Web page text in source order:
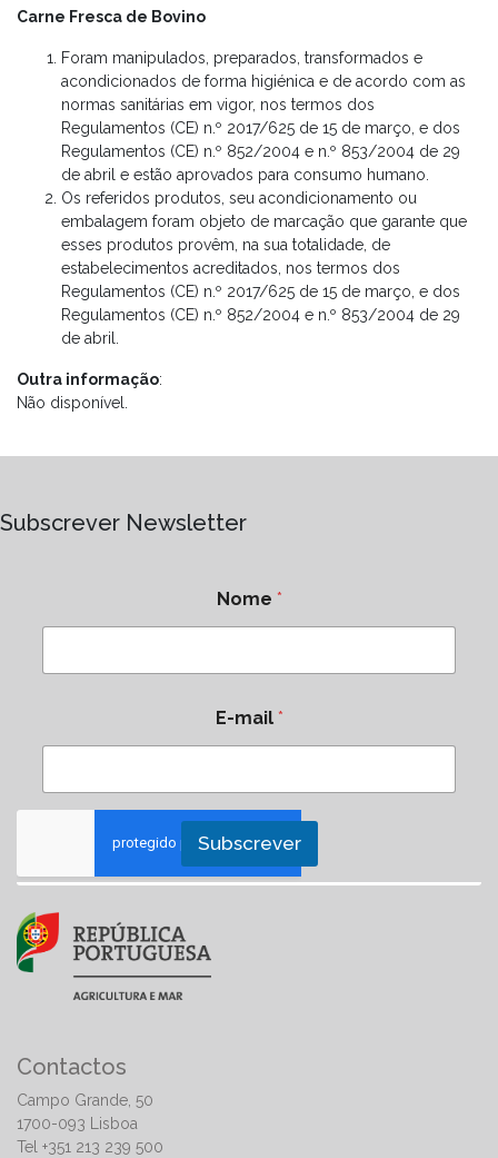
Carne Fresca de Bovino
Foram manipulados, preparados, transformados e
acondicionados de forma higiénica e de acordo com as
normas sanitárias em vigor, nos termos dos
Regulamentos (CE) n.º 2017/625 de 15 de março, e dos
Regulamentos (CE) n.º 852/2004 e n.º 853/2004 de 29
de abril e estão aprovados para consumo humano.
Os referidos produtos, seu acondicionamento ou
embalagem foram objeto de marcação que garante que
esses produtos provêm, na sua totalidade, de
estabelecimentos acreditados, nos termos dos
Regulamentos (CE) n.º 2017/625 de 15 de março, e dos
Regulamentos (CE) n.º 852/2004 e n.º 853/2004 de 29
de abril.
Outra informação:
Não disponível.
Subscrever Newsletter
Nome *
E-mail *
Subscrever
Contactos
Campo Grande, 50
1700-093 Lisboa
Tel +351 213 239 500